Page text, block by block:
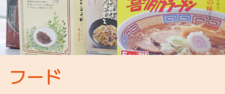
フード